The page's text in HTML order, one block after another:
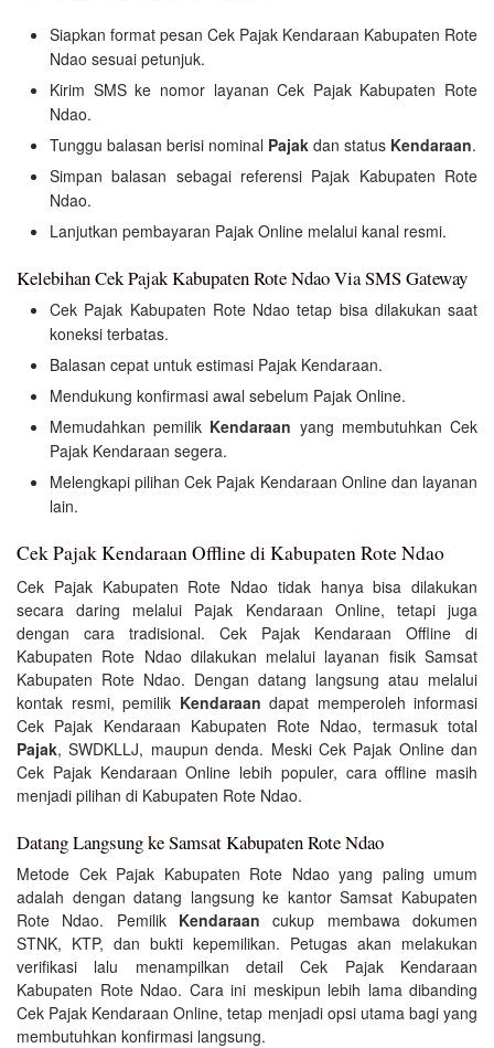
Siapkan format pesan Cek Pajak Kendaraan Kabupaten Rote
Ndao sesuai petunjuk.
Kirim SMS ke nomor layanan Cek Pajak Kabupaten Rote
Ndao.
Tunggu balasan berisi nominal Pajak dan status Kendaraan.
Simpan balasan sebagai referensi Pajak Kabupaten Rote
Ndao.
Lanjutkan pembayaran Pajak Online melalui kanal resmi.
Kelebihan Cek Pajak Kabupaten Rote Ndao Via SMS Gateway
Cek Pajak Kabupaten Rote Ndao tetap bisa dilakukan saat
koneksi terbatas.
Balasan cepat untuk estimasi Pajak Kendaraan.
Mendukung konfirmasi awal sebelum Pajak Online.
Memudahkan pemilik Kendaraan yang membutuhkan Cek
Pajak Kendaraan segera.
Melengkapi pilihan Cek Pajak Kendaraan Online dan layanan
lain.
Cek Pajak Kendaraan Offline di Kabupaten Rote Ndao
Cek Pajak Kabupaten Rote Ndao tidak hanya bisa dilakukan
secara daring melalui Pajak Kendaraan Online, tetapi juga
dengan cara tradisional. Cek Pajak Kendaraan Offline di
Kabupaten Rote Ndao dilakukan melalui layanan fisik Samsat
Kabupaten Rote Ndao. Dengan datang langsung atau melalui
kontak resmi, pemilik Kendaraan dapat memperoleh informasi
Cek Pajak Kendaraan Kabupaten Rote Ndao, termasuk total
Pajak, SWDKLLJ, maupun denda. Meski Cek Pajak Online dan
Cek Pajak Kendaraan Online lebih populer, cara offline masih
menjadi pilihan di Kabupaten Rote Ndao.
Datang Langsung ke Samsat Kabupaten Rote Ndao
Metode Cek Pajak Kabupaten Rote Ndao yang paling umum
adalah dengan datang langsung ke kantor Samsat Kabupaten
Rote Ndao. Pemilik Kendaraan cukup membawa dokumen
STNK, KTP, dan bukti kepemilikan. Petugas akan melakukan
verifikasi lalu menampilkan detail Cek Pajak Kendaraan
Kabupaten Rote Ndao. Cara ini meskipun lebih lama dibanding
Cek Pajak Kendaraan Online, tetap menjadi opsi utama bagi yang
membutuhkan konfirmasi langsung.